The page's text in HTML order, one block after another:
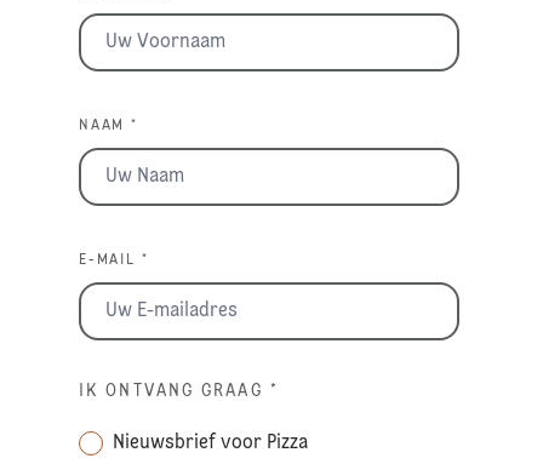
NAAM *
E-MAIL *
IK ONTVANG GRAAG *
Nieuwsbrief voor Pizza